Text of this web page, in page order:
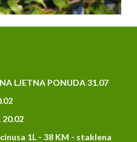
LJETNA PONUDA 31.07
20.02
1L - 38 KM - staklena